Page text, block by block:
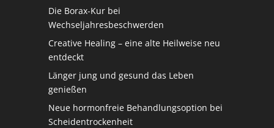
Die Borax-Kur bei
Wechseljahresbeschwerden
Creative Healing – eine alte Heilweise neu
entdeckt
Länger jung und gesund das Leben
genießen
Neue hormonfreie Behandlungsoption bei
Scheidentrockenheit